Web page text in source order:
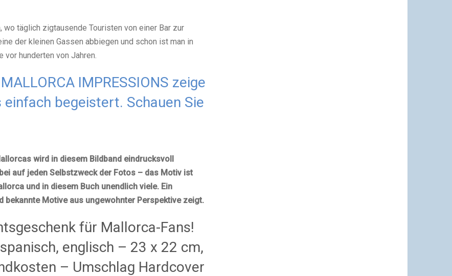
täglich zigtausende Touristen von einer Bar zur
der kleinen Gassen abbiegen und schon ist man in
hunderten von Jahren.
IMPRESSIONS zeige
begeistert. Schauen Sie
wird in diesem Bildband eindrucksvoll
auf jeden Selbstzweck der Fotos – das Motiv ist
und in diesem Buch unendlich viele. Ein
bekannte Motive aus ungewohnter Perspektive zeigt.
für Mallorca-Fans!
englisch – 23 x 22 cm,
– Umschlag Hardcover